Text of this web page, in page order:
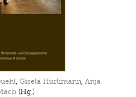
, Gisela Hürlimann, Anja
(Hg.)